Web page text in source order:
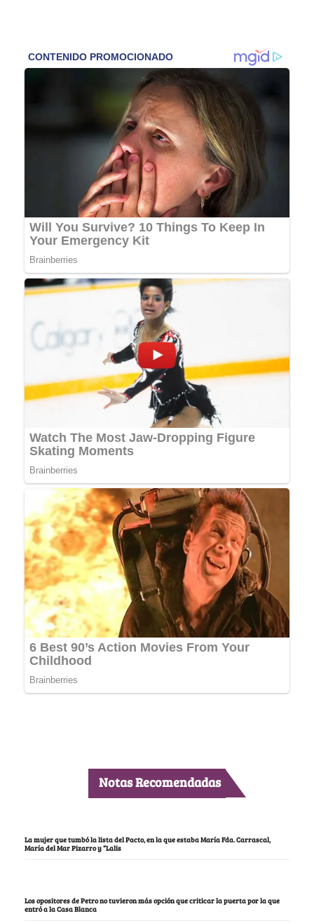
Notas Recomendadas
La mujer que tumbó la lista del Pacto, en la que estaba María Fda. Carrascal,
María del Mar Pizarro y “Lalis
Los opositores de Petro no tuvieron más opción que criticar la puerta por la que
entró a la Casa Blanca